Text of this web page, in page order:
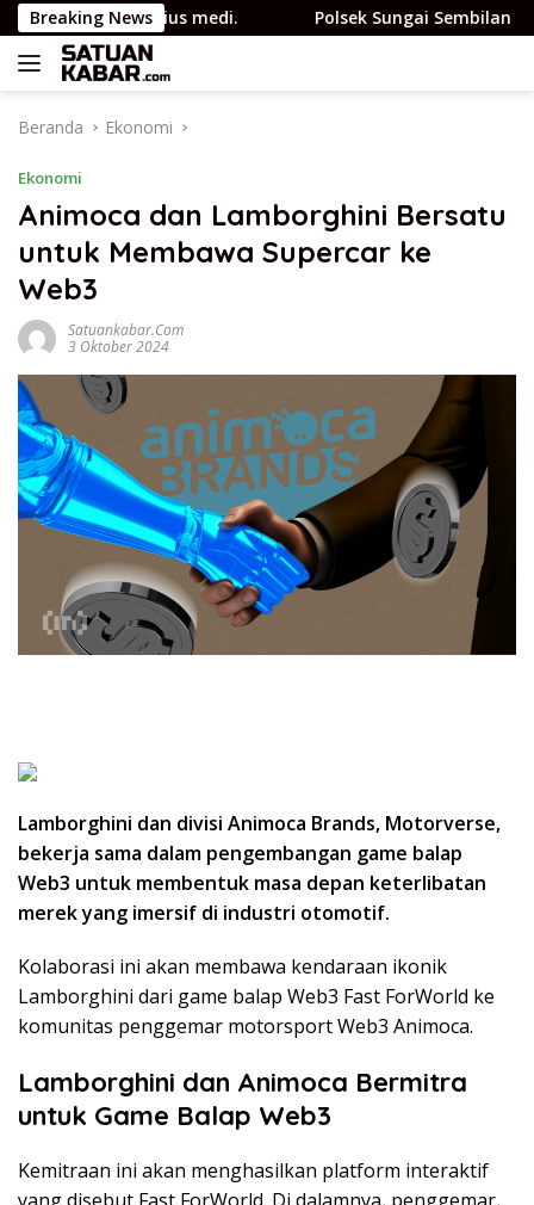
Langsung
ke
konten
Breaking News
JMSI Yulius medi. Polsek Sungai Sembilan Ungkap
Beranda Ekonomi
Ekonomi
Animoca dan Lamborghini Bersatu
untuk Membawa Supercar ke
Web3
Satuankabar.com
3 Oktober 2024
Lamborghini dan divisi Animoca Brands, Motorverse,
bekerja sama dalam pengembangan game balap
Web3 untuk membentuk masa depan keterlibatan
merek yang imersif di industri otomotif.
Kolaborasi ini akan membawa kendaraan ikonik
Lamborghini dari game balap Web3 Fast ForWorld ke
komunitas penggemar motorsport Web3 Animoca.
Lamborghini dan Animoca Bermitra
untuk Game Balap Web3
Kemitraan ini akan menghasilkan platform interaktif